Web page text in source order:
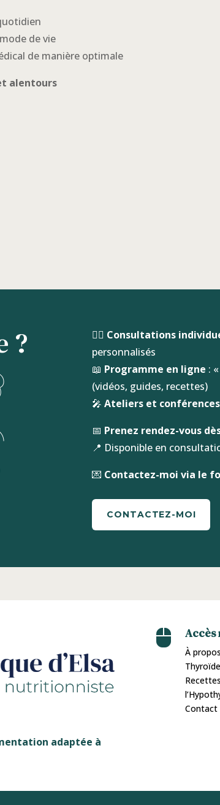
de vie
de manière optimale
alentours
? 👩‍⚕️ Consultations
personnalisés
📖 Programme en ligne :
(vidéos, guides, recettes)
🎤Ateliers et conférences
📅 Prenez rendez-vous
📍 Disponible en
💌 Contactez-moi via le
CONTACTEZ-MOI
adaptée à
 Accès
À propos
Contact